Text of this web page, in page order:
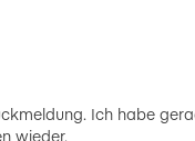
Ich habe
wieder.